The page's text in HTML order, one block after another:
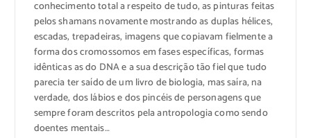
conhecimento total a respeito de tudo, as pinturas feitas
pelos shamans novamente mostrando as duplas hélices,
escadas, trepadeiras, imagens que copiavam fielmente a
forma dos cromossomos em fases específicas, formas
idênticas as do DNA e a sua descrição tão fiel que tudo
parecia ter saído de um livro de biologia, mas saíra, na
verdade, dos lábios e dos pincéis de personagens que
sempre foram descritos pela antropologia como sendo
doentes mentais…